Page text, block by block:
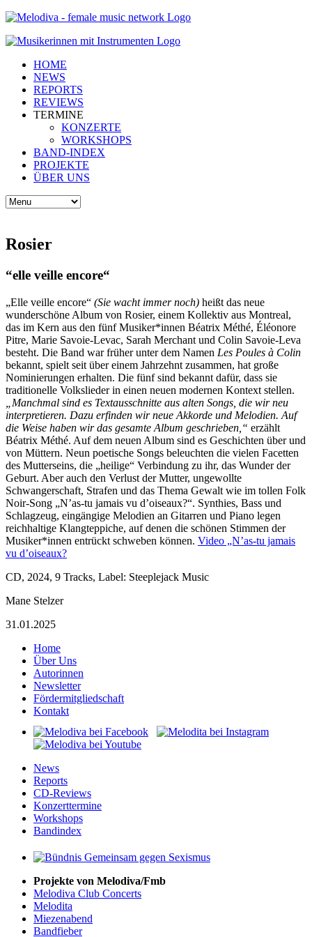
HOME
NEWS
REPORTS
REVIEWS
TERMINE
KONZERTE
WORKSHOPS
BAND-INDEX
PROJEKTE
ÜBER UNS
Rosier
“elle veille encore“
„Elle veille encore“ (Sie wacht immer noch) heißt das neue
wunderschöne Album von Rosier, einem Kollektiv aus Montreal,
das im Kern aus den fünf Musiker*innen Béatrix Méthé, Éléonore
Pitre, Marie Savoie-Levac, Sarah Merchant und Colin Savoie-Leva
besteht. Die Band war früher unter dem Namen Les Poules à Colin
bekannt, spielt seit über einem Jahrzehnt zusammen, hat große
Nominierungen erhalten. Die fünf sind bekannt dafür, dass sie
traditionelle Volkslieder in einen neuen modernen Kontext stellen.
„Manchmal sind es Textausschnitte aus alten Songs, die wir neu
interpretieren. Dazu erfinden wir neue Akkorde und Melodien. Auf
die Weise haben wir das gesamte Album geschrieben,“ erzählt
Béatrix Méthé. Auf dem neuen Album sind es Geschichten über und
von Müttern. Neun poetische Songs beleuchten die vielen Facetten
des Mutterseins, die „heilige“ Verbindung zu ihr, das Wunder der
Geburt. Aber auch den Verlust der Mutter, ungewollte
Schwangerschaft, Strafen und das Thema Gewalt wie im tollen Folk
Noir-Song „N’as-tu jamais vu d’oiseaux?“. Synthies, Bass und
Schlagzeug, eingängige Melodien an Gitarren und Piano legen
reichhaltige Klangteppiche, auf denen die schönen Stimmen der
Musiker*innen entrückt schweben können. Video „N’as-tu jamais
vu d’oiseaux?
CD, 2024, 9 Tracks, Label: Steeplejack Music
Mane Stelzer
31.01.2025
Home
Über Uns
Autorinnen
Newsletter
Fördermitgliedschaft
Kontakt
News
Reports
CD-Reviews
Konzerttermine
Workshops
Bandindex
Projekte von Melodiva/Fmb
Melodiva Club Concerts
Melodita
Miezenabend
Bandfieber